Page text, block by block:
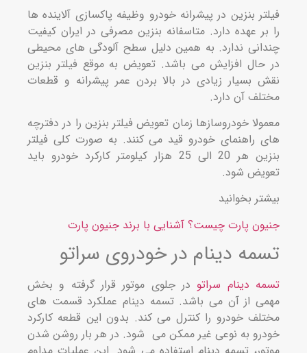
بنزین در پیشرانه خودرو وظیفه پاکسازی آلاینده‌ ها
عهده دارد. متاسفانه بنزین مصرفی در ایران کیفیت
ندارد. به همین دلیل سطح آلودگی‌ های محیطی
افزایش می‌ باشد. تعویض به موقع فیلتر بنزین
بسیار زیادی در بالا بردن عمر پیشرانه و قطعات
آن دارد.
خودروسازها زمان تعویض فیلتر بنزین را در دفترچه‌
راهنمای خودرو قید می‌ کنند. به صورت کلی فیلتر
بنزین هر 20 الی 25 هزار کیلومتر کارکرد خودرو باید
شود.
بخوانید
پارت چیست؟ آشنایی با برند جنیون پارت
دینام در خودروی سراتو
دینام سراتودر جلوی موتور قرار گرفته و بخش
از آن می‌ باشد. تسمه دینام عملکرد قسمت‌ های
خودرو را کنترل می‌ کند. بدون این قطعه کارکرد
به نوعی غیر ممکن می شود. در هر بار روشن شدن